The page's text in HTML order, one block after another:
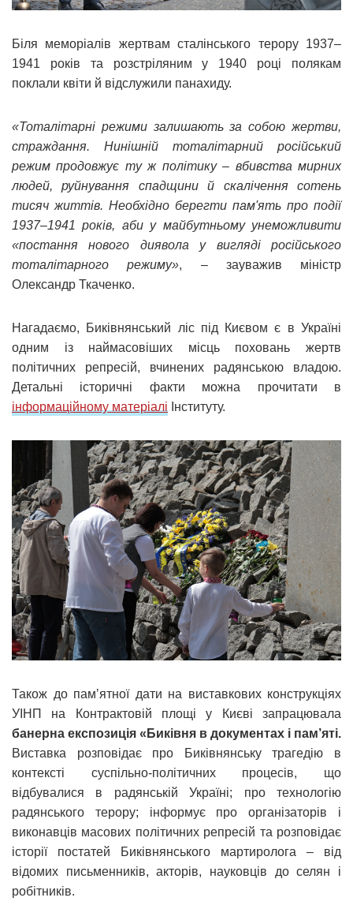
Біля меморіалів жертвам сталінського терору 1937–
1941 років та розстріляним у 1940 році полякам
поклали квіти й відслужили панахиду.
«Тоталітарні режими залишають за собою жертви,
страждання. Нинішній тоталітарний російський
режим продовжує ту ж політику – вбивства мирних
людей, руйнування спадщини й скалічення сотень
тисяч життів. Необхідно берегти пам'ять про події
1937–1941 років, аби у майбутньому унеможливити
«постання нового диявола у вигляді російського
тоталітарного режиму», – зауважив міністр
Олександр Ткаченко.
Нагадаємо, Биківнянський ліс під Києвом є в Україні
одним із наймасовіших місць поховань жертв
політичних репресій, вчинених радянською владою.
Детальні історичні факти можна прочитати в
інформаційному матеріалі Інституту.
Також до памʼятної дати на виставкових конструкціях
УІНП на Контрактовій площі у Києві запрацювала
банерна експозиція «Биківня в документах і пам’яті.
Виставка розповідає про Биківнянську трагедію в
контексті суспільно-політичних процесів, що
відбувалися в радянській Україні; про технологію
радянського терору; інформує про організаторів і
виконавців масових політичних репресій та розповідає
історії постатей Биківнянського мартиролога – від
відомих письменників, акторів, науковців до селян і
робітників.